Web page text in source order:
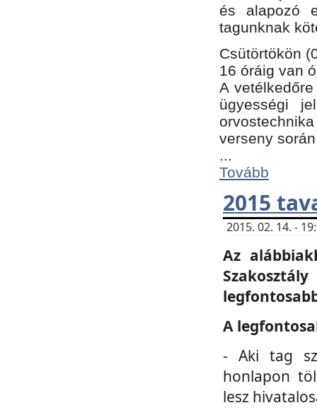
és alapozó
tagunknak
Csütörtökön
16 óráig van
A
ügyességi
verseny
...
Tovább
2015
2015. 02. 14. -
Az
A
- Aki tag
honlapon
lesz